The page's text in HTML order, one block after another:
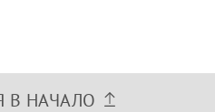
В НАЧАЛО